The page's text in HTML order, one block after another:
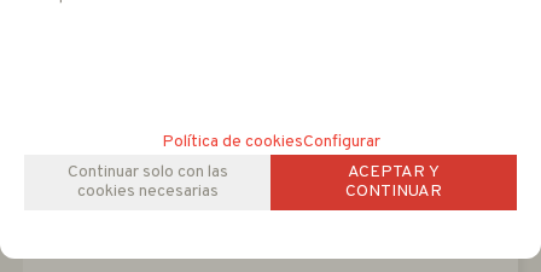
NXFWBT
Elevador vertical de 124 mm para camaras Exsite Enhanced
Política de cookiesConfigurar
Continuar solo con las
cookies necesarias
ACEPTAR Y
CONTINUAR